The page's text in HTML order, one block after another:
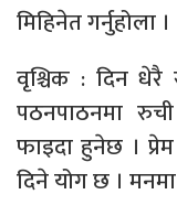
मिहिनेत गर्नुहोला ।
वृश्चिक : दिन धेरै
पठनपाठनमा
फाइदा हुनेछ ।
दिने योग छ ।